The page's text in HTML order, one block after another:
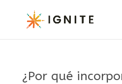
¿Por qué